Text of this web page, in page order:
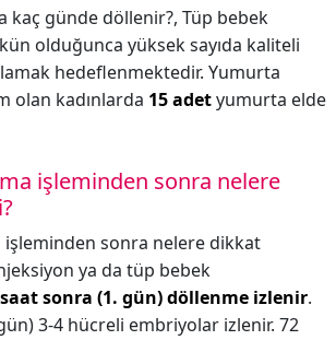
kaç günde döllenir?, Tüp bebek
olduğunca yüksek sayıda kaliteli
hedeflenmektedir. Yumurta
olan kadınlarda 15 adetyumurta elde
işleminden sonra nelere
sonra nelere dikkat
ya da tüp bebek
saat sonra (1. gün) döllenme izlenir.
3-4 hücreli embriyolar izlenir. 72